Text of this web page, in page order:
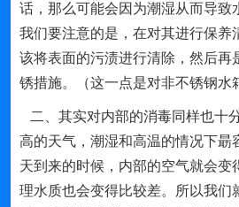
话，那么可能会因为潮湿从而导致
我们要注意的是，在对其进行保养
该将表面的污渍进行清除，然后再
锈措施。（这一点是对非不锈钢水
二、其实对内部的消毒同样也十
高的天气，潮湿和高温的情况下朂
天到来的时候，内部的空气就会变
理水质也会变得比较差。所以我们